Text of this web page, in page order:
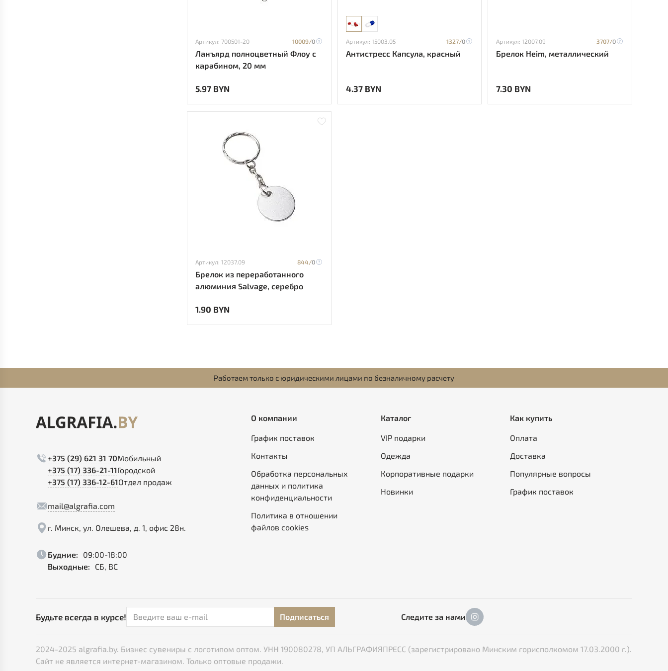
Артикул: 700501-20 10009/0
Ланъярд полноцветный Флоу с
карабином, 20 мм
5.97 BYN
Артикул: 15003.05 1327/0
Антистресс Капсула, красный
4.37 BYN
Артикул: 12007.09 3707/0
Брелок Heim, металлический
7.30 BYN
Артикул: 12037.09 844/0
Брелок из переработанного
алюминия Salvage, серебро
1.90 BYN
Работаем только с юридическими лицами по безналичному расчету
+375 (29) 621 31 70Мобильный
+375 (17) 336-21-11Городской
+375 (17) 336-12-61Отдел продаж
mail@algrafia.com
г. Минск, ул. Олешева, д. 1, офис 28н.
Будние:
09:00-18:00
Выходные:
СБ, ВС
О компании
График поставок
Контакты
Обработка персональных
данных и политика
конфиденциальности
Политика в отношении
файлов cookies
Каталог
VIP подарки
Одежда
Корпоративные подарки
Новинки
Как купить
Оплата
Доставка
Популярные вопросы
График поставок
Будьте всегда в курсе! Подписаться Следите за нами
2024-2025 algrafia.by. Бизнес сувениры с логотипом оптом. УНН 190080278, УП АЛЬГРАФИЯПРЕСС (зарегистрировано Минским горисполкомом 17.03.2000 г.).
Сайт не является интернет-магазином. Только оптовые продажи.